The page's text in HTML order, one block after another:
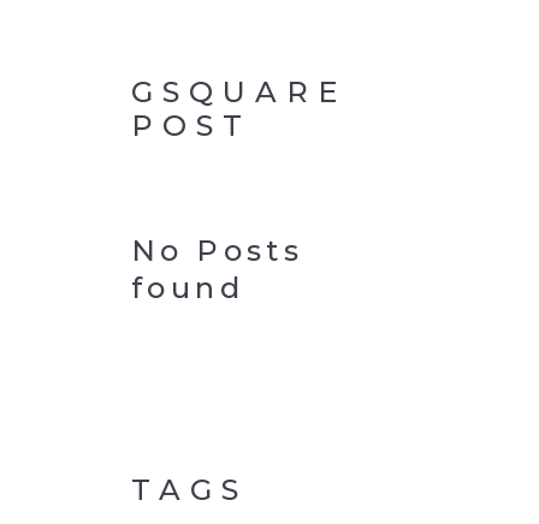
GSQUARE
POST
No Posts
found
TAGS